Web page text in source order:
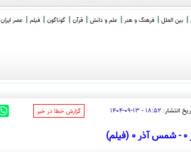
بین الملل فرهنگ و هنر علم و دانش قرآن گوناگون فیلم عصر ایران 2
انتشار:۱۸:۵۲ - ۱۳-۰۹-۱۴۰۴ ‌گزارش خطا در خبر